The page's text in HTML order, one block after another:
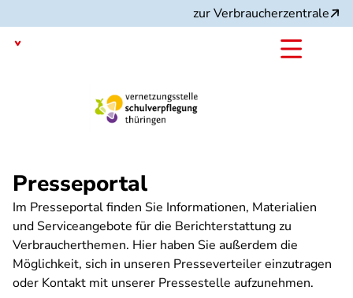
zum
Inhalt
zur Verbraucherzentrale
Presseportal
Im Presseportal finden Sie Informationen, Materialien
und Serviceangebote für die Berichterstattung zu
Verbraucherthemen. Hier haben Sie außerdem die
Möglichkeit, sich in unseren Presseverteiler einzutragen
oder Kontakt mit unserer Pressestelle aufzunehmen.